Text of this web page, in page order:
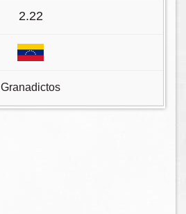
2.22
Granadictos